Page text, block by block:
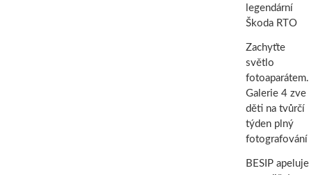
legendární
Škoda RTO
Zachyťte
světlo
fotoaparátem.
Galerie 4 zve
děti na tvůrčí
týden plný
fotografování
BESIP apeluje